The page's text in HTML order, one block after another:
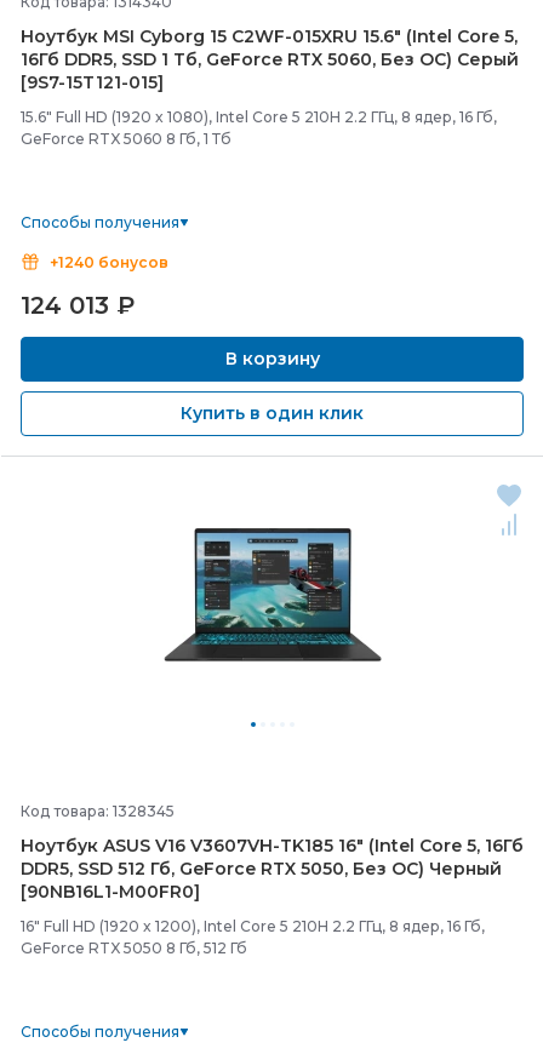
Ноутбук MSI Cyborg 15 C2WF-015XRU 15.6" (Intel Core 5,
16Гб DDR5, SSD 1 Тб, GeForce RTX 5060, Без ОС) Серый
[9S7-15T121-015]
15.6" Full HD (1920 x 1080), Intel Core 5 210H 2.2 ГГц, 8 ядер, 16 Гб,
GeForce RTX 5060 8 Гб, 1 Тб
Способы получения
+1240 бонусов
124 013 ₽
В корзину
Купить в один клик
Код товара: 1328345
Ноутбук ASUS V16 V3607VH-TK185 16" (Intel Core 5, 16Гб
DDR5, SSD 512 Гб, GeForce RTX 5050, Без ОС) Черный
[90NB16L1-M00FR0]
16" Full HD (1920 x 1200), Intel Core 5 210H 2.2 ГГц, 8 ядер, 16 Гб,
GeForce RTX 5050 8 Гб, 512 Гб
Способы получения